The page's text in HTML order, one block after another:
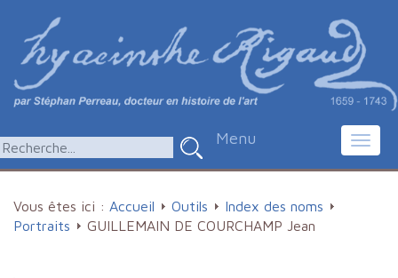
Menu
Vous êtes ici : Accueil Outils
Index des noms
Portraits
GUILLEMAIN DE COURCHAMP Jean